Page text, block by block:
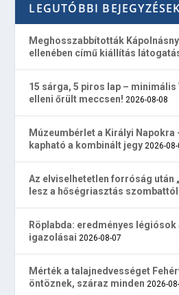
LEGUTÓBBI BEJEGYZÉSEK
Meghosszabbították
ellenében című kiállítás
15 sárga, 5 piros lap –
elleni őrült meccsen! 2026-08-08
Múzeumbérlet a Királyi Napokra
kapható a kombinált jegy 2026-08-
Az elviselhetetlen forróság után
lesz a hőségriasztás
Röplabda: eredményes légiósok
igazolásai 2026-08-07
Mérték a talajnedvességet
öntöznek, száraz minden 2026-